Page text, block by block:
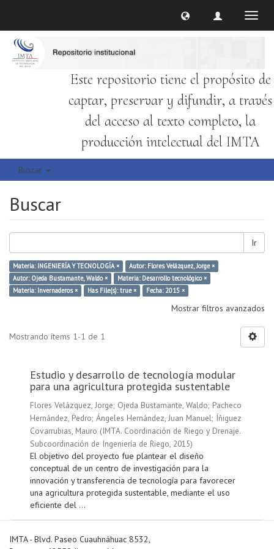
Este repositorio tiene el propósito de
captar, preservar y difundir, a través
del acceso al texto completo, la
producción intelectual del IMTA
Buscar
Buscar
Ir
Materia: INGENIERÍA Y TECNOLOGÍA ×
Autor: Flores Velázquez, Jorge ×
Autor: Ojeda Bustamante, Waldo ×
Materia: Desarrollo tecnológico ×
Materia: Invernaderos ×
Has File(s): true × Fecha: 2015 ×
Mostrar filtros avanzados
Mostrando ítems 1-1 de 1
Estudio y desarrollo de tecnología modular
para una agricultura protegida sustentable
Flores Velázquez, Jorge; Ojeda Bustamante, Waldo; Pacheco
Hernández, Pedro; Ángeles Hernández, Juan Manuel; Íñiguez
Covarrubias, Mauro (IMTA. Coordinación de Riego y Drenaje.
Subcoordinación de Ingeniería de Riego, 2015)
El objetivo del proyecto fue plantear el diseño
conceptual de un centro de investigación para la
innovación y transferencia de tecnología para favorecer
una agricultura protegida sustentable, mediante el uso
eficiente del ...
IMTA - Blvd. Paseo Cuauhnáhuac 8532,